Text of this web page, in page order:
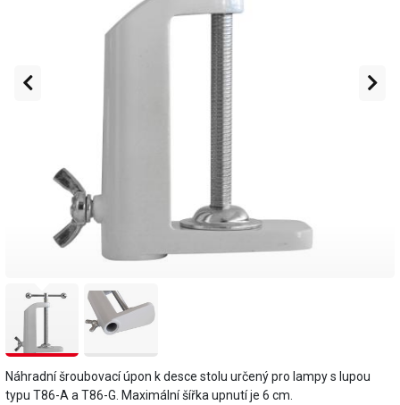
Náhradní šroubovací úpon k desce stolu určený pro lampy s lupou
typu T86-A a T86-G. Maximální šířka upnutí je 6 cm.